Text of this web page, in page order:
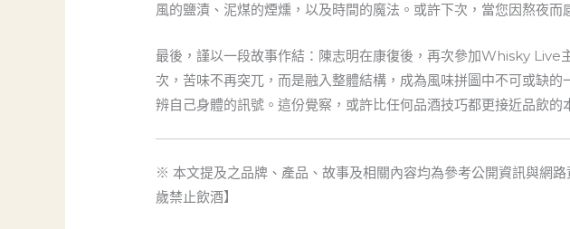
風的鹽漬、泥煤的煙燻，以及時間的魔法。或許下次，當您因熬夜
最後，謹以一段故事作結：陳志明在康復後，再次參加Whisky
次，苦味不再突兀，而是融入整體結構，成為風味拼圖中不可或缺
辨自己身體的訊號。這份覺察，或許比任何品酒技巧都更接近品飲的
※ 本文提及之品牌、產品、故事及相關內容均為參考公開資訊與網
歲禁止飲酒】